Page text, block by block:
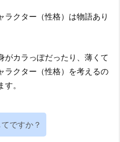
クター（性格）は物語あり
がカラっぽだったり、薄くて
ラクター（性格）を考えるの
。
ですか？